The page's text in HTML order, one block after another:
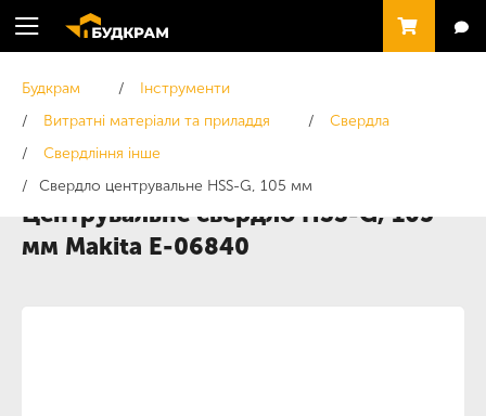
Будкрам
Інструменти
Витратні матеріали та приладдя
Свердла
Свердління інше
Свердло центрувальне HSS-G, 105 мм
Центрувальне свердло HSS-G, 105
мм Makita E-06840